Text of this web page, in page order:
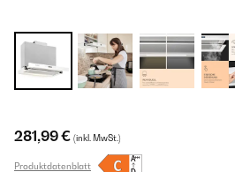
281,99 € (inkl. MwSt.)
Produktdatenblatt